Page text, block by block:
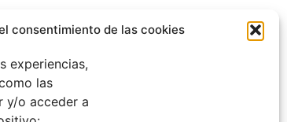
consentimiento de las cookies
experiencias,
las
y/o acceder a